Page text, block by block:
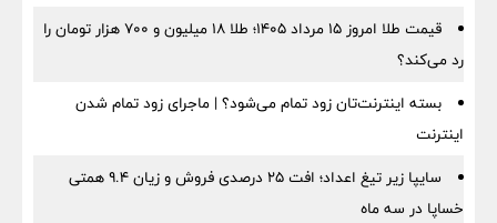
قیمت طلا امروز ۱۵ مرداد ۱۴۰۵؛ طلا ۱۸ میلیون و ۷۰۰ هزار تومان را
رد می‌کند؟
بسته اینترنت‌تان زود تمام می‌شود؟ | ماجرای زود تمام شدن
اینترنت
سایپا زیر تیغ اعداد؛ افت ۲۵ درصدی فروش و زیان ۹.۴ همتی
خساپا در سه ماه